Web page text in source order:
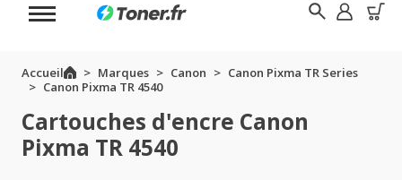
Accueil Marques Canon
Canon Pixma TR Series
Canon Pixma TR 4540
Cartouches d'encre Canon
Pixma TR 4540